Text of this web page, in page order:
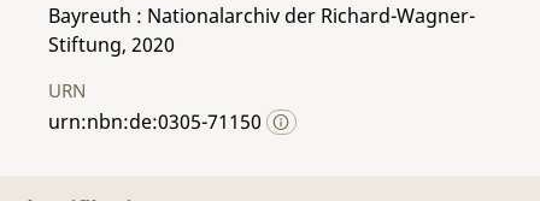
Bayreuth : Nationalarchiv der Richard-Wagner-
Stiftung, 2020
URN
urn:nbn:de:0305-71150